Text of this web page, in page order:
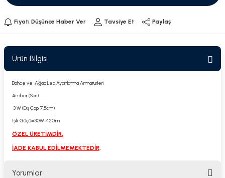
Fiyatı Düşünce Haber Ver Tavsiye Et Paylaş
Ürün Bilgisi
Bahce ve Ağaç Led Aydınlatma Armatürleri
Amber (Sarı)
3 W (Dış Çapı 7,5cm)
Işık Güçü=30W-420lm
ÖZEL ÜRETİMDİR.
İADE KABUL EDİLMEMEKTEDİR.
Yorumlar